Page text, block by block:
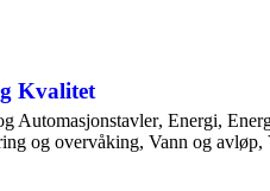
Kvalitet
Automasjonstavler,Energi,
og overvåking,Vann og avløp,